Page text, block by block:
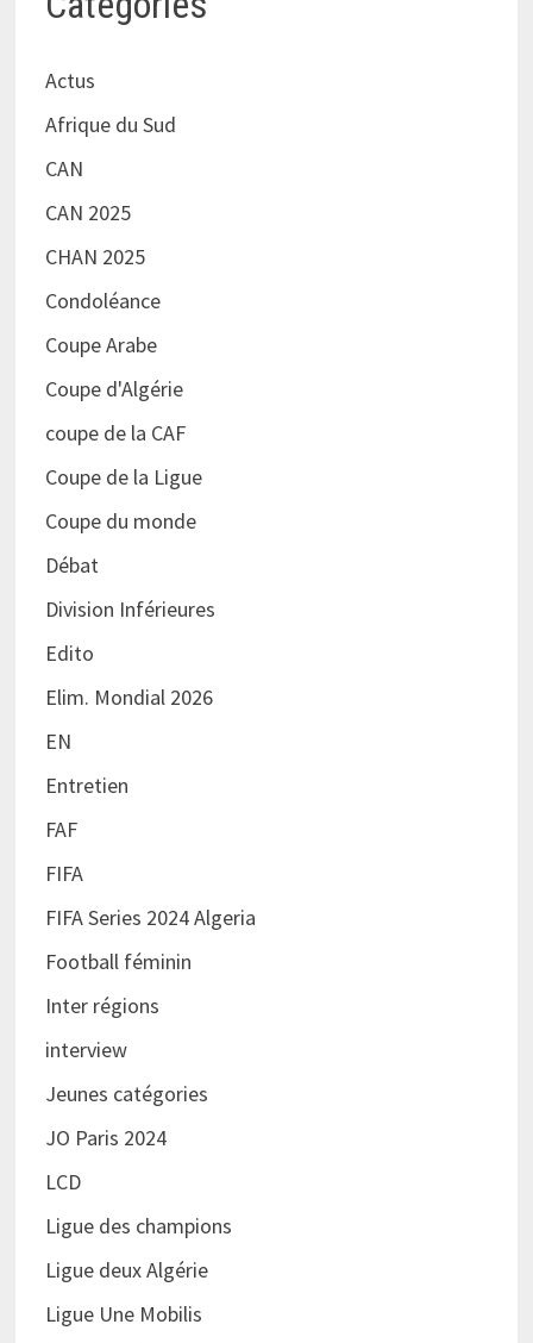
Actus
Afrique du Sud
CAN
CAN 2025
CHAN 2025
Condoléance
Coupe Arabe
Coupe d'Algérie
coupe de la CAF
Coupe de la Ligue
Coupe du monde
Débat
Division Inférieures
Edito
Elim. Mondial 2026
EN
Entretien
FAF
FIFA
FIFA Series 2024 Algeria
Football féminin
Inter régions
interview
Jeunes catégories
JO Paris 2024
LCD
Ligue des champions
Ligue deux Algérie
Ligue Une Mobilis